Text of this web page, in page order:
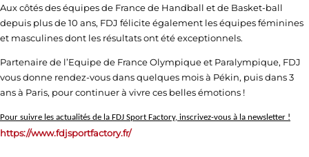
Aux côtés des équipes de France de Handball et de Basket-ball
depuis plus de 10 ans, FDJ félicite également les équipes féminines
et masculines dont les résultats ont été exceptionnels.
Partenaire de l’Equipe de France Olympique et Paralympique, FDJ
vous donne rendez-vous dans quelques mois à Pékin, puis dans 3
ans à Paris, pour continuer à vivre ces belles émotions !
Pour suivre les actualités de la FDJ Sport Factory, inscrivez-vous à la newsletter !
https://www.fdjsportfactory.fr/